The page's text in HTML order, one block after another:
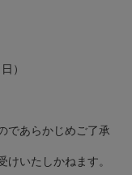
）
であらかじめご了承
けいたしかねます。